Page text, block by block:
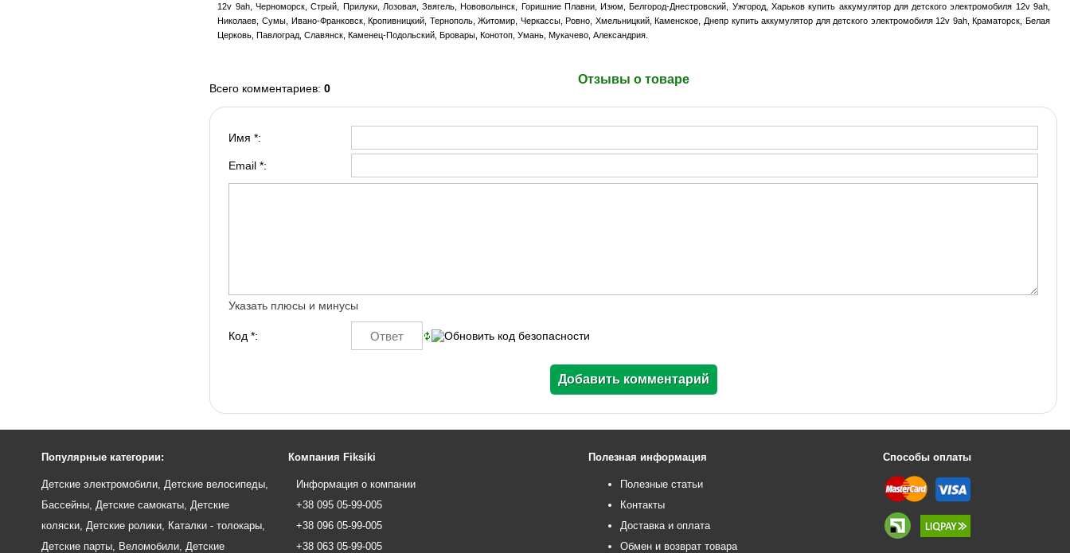
12v 9ah, Черноморск, Стрый, Прилуки, Лозовая, Звягель, Нововолынск, Горишние Плавни, Изюм, Белгород-Днестровский, Ужгород, Харьков купить аккумулятор для детского электромобиля 12v 9ah,
Николаев, Сумы, Ивано-Франковск, Кропивницкий, Тернополь, Житомир, Черкассы, Ровно, Хмельницкий, Каменское, Днепр купить аккумулятор для детского электромобиля 12v 9ah, Краматорск, Белая
Церковь, Павлоград, Славянск, Каменец-Подольский, Бровары, Конотоп, Умань, Мукачево, Александрия.
Отзывы о товаре
Всего комментариев:0
Имя *:
Email *:
Указать плюсы и минусы
Код *:
Популярные категории:
Детские электромобили Детские велосипеды
Бассейны Детские самокаты Детские
коляски Детские ролики Каталки - толокары
Детские парты Веломобили Детские
Компания Fiksiki
Информация о компании
+38 095 05-99-005
+38 096 05-99-005
+38 063 05-99-005
Полезная информация
Полезные статьи
Контакты
Доставка и оплата
Обмен и возврат товара
Способы оплаты